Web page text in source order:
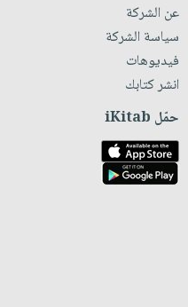
عن الشركة
سياسة الشركة
فيديوهات
انشر كتابك
حمّل iKitab